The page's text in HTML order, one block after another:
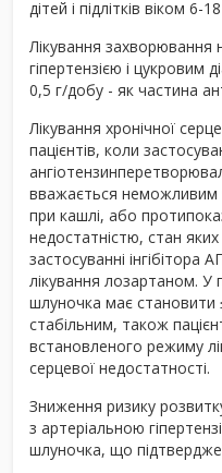
дітей і підлітків віком 6-
Лікування захворювання
гіпертензією і цукровим
0,5 г/добу - як частина
Лікування хронічної
пацієнтів, коли
вважається неможливим
при кашлі, або
недостатністю, стан яких
застосуванні інгібітора
лікування лозартаном. У
шлуночка має становити
стабільним, також
встановленого режиму
серцевої недостатності.
Зниження ризику
з артеріальною
шлуночка, що